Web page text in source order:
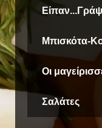
Μπισκότα-
Οι
Σαλάτες